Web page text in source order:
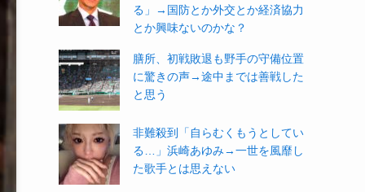
る」→国防とか外交とか経済協力
とか興味ないのかな？
膳所、初戦敗退も野手の守備位置
に驚きの声→途中までは善戦した
と思う
非難殺到「自らむくもうとしてい
る…」浜崎あゆみ→一世を風靡し
た歌手とは思えない